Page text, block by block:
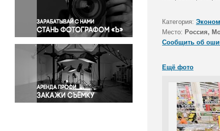
Правосудие
Происшествия и конфликты
Религия
Светская жизнь
Спорт
Экология
Экономика и бизнес
Категория:
Место: Россия,
Сообщить об
Ещё фото